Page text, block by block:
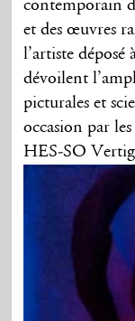
contemporain
et des œuvres
l’artiste
dévoilent
picturales et
occasion par
HES-SO